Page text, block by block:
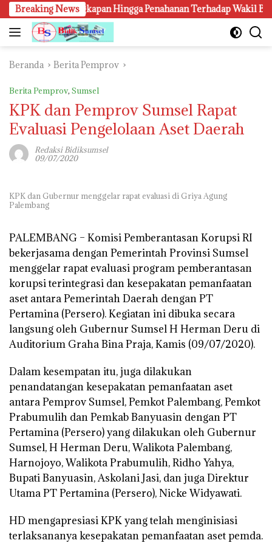
Langsung
ke
konten
Breaking News
Penangkapan Hingga Penahanan Terhadap Wakil Bupati Pali
Beranda Berita Pemprov
Berita Pemprov, Sumsel
KPK dan Pemprov Sumsel Rapat
Evaluasi Pengelolaan Aset Daerah
Redaksi Bidiksumsel
09/07/2020
KPK dan Gubernur menggelar rapat evaluasi di Griya Agung
Palembang
PALEMBANG – Komisi Pemberantasan Korupsi RI
bekerjasama dengan Pemerintah Provinsi Sumsel
menggelar rapat evaluasi program pemberantasan
korupsi terintegrasi dan kesepakatan pemanfaatan
aset antara Pemerintah Daerah dengan PT
Pertamina (Persero). Kegiatan ini dibuka secara
langsung oleh Gubernur Sumsel H Herman Deru di
Auditorium Graha Bina Praja, Kamis (09/07/2020).
Dalam kesempatan itu, juga dilakukan
penandatangan kesepakatan pemanfaatan aset
antara Pemprov Sumsel, Pemkot Palembang, Pemkot
Prabumulih dan Pemkab Banyuasin dengan PT
Pertamina (Persero) yang dilakukan oleh Gubernur
Sumsel, H Herman Deru, Walikota Palembang,
Harnojoyo, Walikota Prabumulih, Ridho Yahya,
Bupati Banyuasin, Askolani Jasi, dan juga Direktur
Utama PT Pertamina (Persero), Nicke Widyawati.
HD mengapresiasi KPK yang telah menginisiasi
terlaksananya kesepakatan pemanfaatan aset pemda.